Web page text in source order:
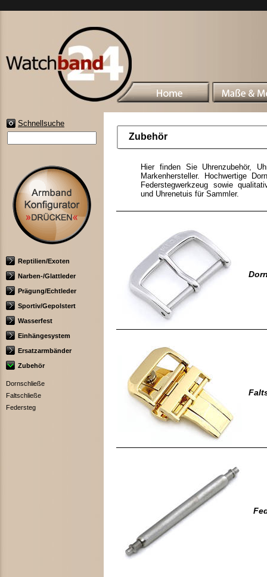
Schnellsuche
Reptilien/Exoten
Narben-/Glattleder
Prägung/Echtleder
Sportiv/Gepolstert
Wasserfest
Einhängesystem
Ersatzarmbänder
Zubehör
Dornschließe
Faltschließe
Federsteg
Zubehör
Hier finden Sie Uhrenzubehör,
Markenhersteller. Hochwertige
Federstegwerkzeug sowie
und Uhrenetuis für Sammler.